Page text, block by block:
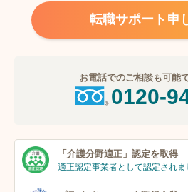
転職サポート申
お電話でのご相談も可能
0120-
「介護分野適正」 認定を取得
適正認定事業者として認定されま